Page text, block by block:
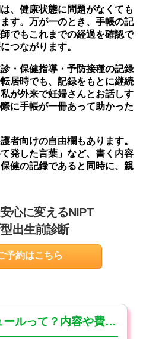
、健康状態に問題がなくても
す。万が一のとき、手帳の記
でもこれまでの経過を確認で
つながります。
・保健指導・予防接種の記録
居時でも、記録をもとに継続
が外来で妊婦さんとお話しす
に手帳が一冊あって助かった
者向けの自由欄もあります。
発した言葉」など、書く内容
健の記録であると同時に、親
心に変えるNIPT
出生前診断
予約はこちら
妊婦健診のスケジュールって？内容や費用を徹底解説【医師監修】